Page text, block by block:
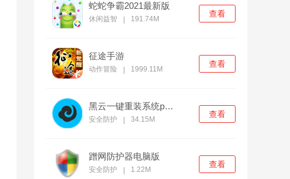
蛇蛇争霸2021最新版
休闲益智 191.74M
查看
征途手游
动作冒险 1999.11M
查看
黑云一键重装系统pc官方版
安全防护 34.15M
查看
蹭网防护器电脑版
安全防护 1.22M
查看